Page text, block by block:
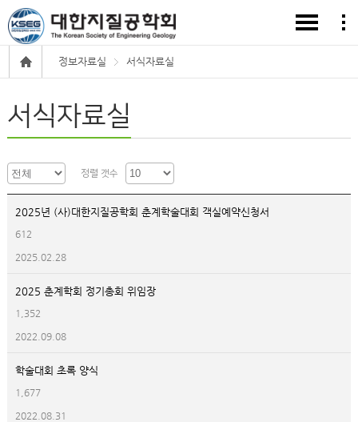
정보자료실 서식자료실
서식자료실
정렬 갯수
2025년 (사)대한지질공학회 춘계학술대회 객실예약신청서
612
2025.02.28
2025 춘계학회 정기총회 위임장
1,352
2022.09.08
학술대회 초록 양식
1,677
2022.08.31